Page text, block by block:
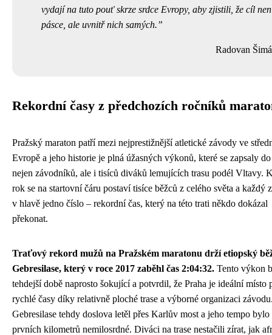
vydají na tuto pouť skrze srdce Evropy, aby zjistili, že cíl
pásce, ale uvnitř nich samých.
Radovan
Rekordní časy z předchozích ročníků
Pražský maraton patří mezi nejprestižnější atletické závody ve
Evropě a jeho historie je plná úžasných výkonů, které se zapsaly
nejen závodníků, ale i tisíců diváků lemujících trasu podél Vltavy.
rok se na startovní čáru postaví tisíce běžců z celého světa a každý
v hlavě jedno číslo – rekordní čas, který na této trati někdo dokázal
překonat.
Traťový rekord mužů na Pražském maratonu drží etiopský
Gebresilase, který v roce 2017 zaběhl čas 2:04:32. Tento výkon
tehdejší době naprosto šokující a potvrdil, že Praha je ideální místo
rychlé časy díky relativně ploché trase a výborné organizaci
Gebresilase tehdy doslova letěl přes Karlův most a jeho tempo bylo
prvních kilometrů nemilosrdné. Diváci na trase nestačili zírat, jak